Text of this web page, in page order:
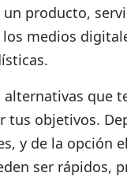
un producto,
medios
alternativas que
tus objetivos.
y de la opción
ser rápidos,